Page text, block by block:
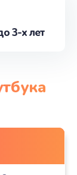
3-х лет